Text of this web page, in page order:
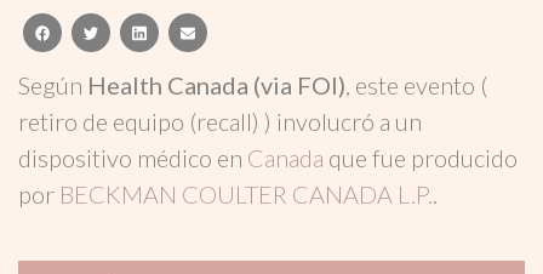
facebooktwitterlinkedinemail
Según Health Canada (via FOI), este evento (
retiro de equipo (recall) ) involucró a un
dispositivo médico en Canada que fue producido
por BECKMAN COULTER CANADA L.P..